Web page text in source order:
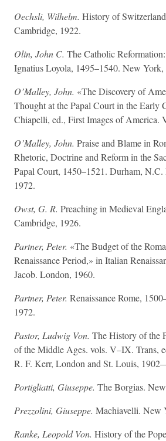
Oechsli, Wilhelm. History of
Cambridge, 1922.
Olin, John C. The Catholic
Ignatius Loyola, 1495–1540. New York,
O’Malley, John. «The Discovery of
Thought at the Papal Court in the Early
Chiapelli, ed., First Images of America.
O’Malley, John. Praise and Blame in
Rhetoric, Doctrine and Reform in the
Papal Court, 1450–1521. Durham, N.C.
1972.
Owst, G. R. Preaching in Medieval
Cambridge, 1926.
Partner, Peter. «The Budget of the
Renaissance Period,» in Italian
Jacob. London, 1960.
Partner, Peter. Renaissance Rome,
1972.
Pastor, Ludwig Von. The History of the
of the Middle Ages. vols. V–IX. Trans,
R. F. Kerr, London and St. Louis,
Portigliatti, Giuseppe. The Borgias.
Prezzolini, Giuseppe. Machiavelli. New
Ranke, Leopold Von. History of the